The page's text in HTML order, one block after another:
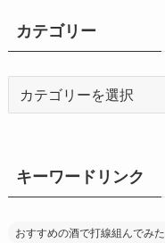
カテゴリー
ーキーワードリンク
おすすめの酒で打線組んでみた